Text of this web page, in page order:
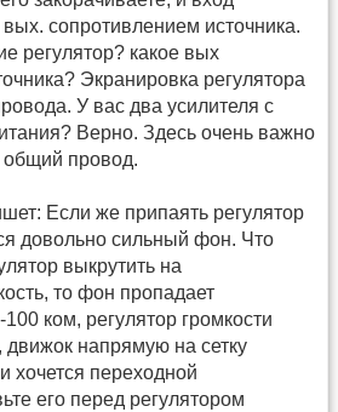
сопротивлением источника.
регулятор? какое вых
Экранировка регулятора
У вас два усилителя с
Верно. Здесь очень важно
общий провод.
Если же припаять регулятор
довольно сильный фон. Что
выкрутить на
то фон пропадает
ком, регулятор громкости
движок напрямую на сетку
хочется переходной
его перед регулятором